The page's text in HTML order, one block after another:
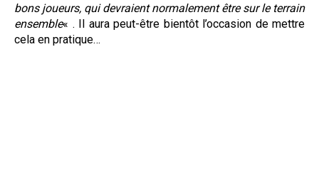
bons joueurs, qui devraient normalement être sur le terrain
ensemble« . Il aura peut-être bientôt l’occasion de mettre
cela en pratique…